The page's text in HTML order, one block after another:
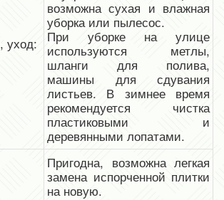
уход:
возможна сухая и влажная
уборка или пылесос.
При уборке на улице
используются метлы,
шланги для полива,
машины для сдувания
листьев. В зимнее время
рекомендуется чистка
пластиковыми и
деревянными лопатами.
Пригодна, возможна легкая
замена испорченной плитки
на новую.